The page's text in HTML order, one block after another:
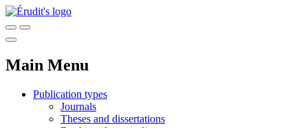
Main Menu
Publication types
Journals
Theses and dissertations